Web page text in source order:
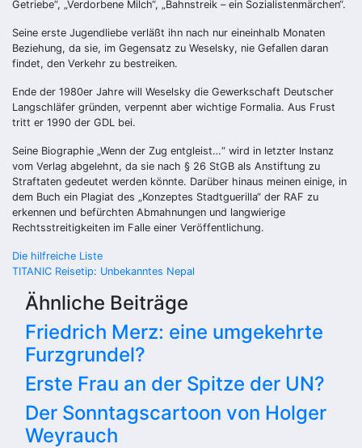
Getriebe“, „Verdorbene Milch“, „Bahnstreik – ein Sozialistenmärchen“.
Seine erste Jugendliebe verläßt ihn nach nur eineinhalb Monaten
Beziehung, da sie, im Gegensatz zu Weselsky, nie Gefallen daran
findet, den Verkehr zu bestreiken.
Ende der 1980er Jahre will Weselsky die Gewerkschaft Deutscher
Langschläfer gründen, verpennt aber wichtige Formalia. Aus Frust
tritt er 1990 der GDL bei.
Seine Biographie „Wenn der Zug entgleist…“ wird in letzter Instanz
vom Verlag abgelehnt, da sie nach § 26 StGB als Anstiftung zu
Straftaten gedeutet werden könnte. Darüber hinaus meinen einige, in
dem Buch ein Plagiat des „Konzeptes Stadtguerilla“ der RAF zu
erkennen und befürchten Abmahnungen und langwierige
Rechtsstreitigkeiten im Falle einer Veröffentlichung.
Beitragsnavigation
Die hilfreiche Liste
TITANIC Reisetip: Unbekanntes Nepal
Ähnliche Beiträge
Friedrich Merz: eine umgekehrte
Furzgrundel?
Erste Frau an der Spitze der UN?
Der Sonntagscartoon von Holger
Weyrauch